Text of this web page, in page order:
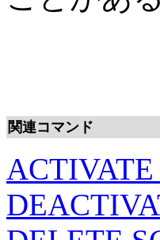
関連コマンド
ACTIVATE